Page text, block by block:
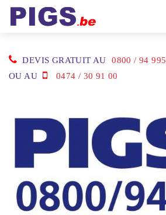
Se rendre au contenu
DEVIS GRATUIT AU
0800 / 94 995
OU AU
0474 / 30 91 00